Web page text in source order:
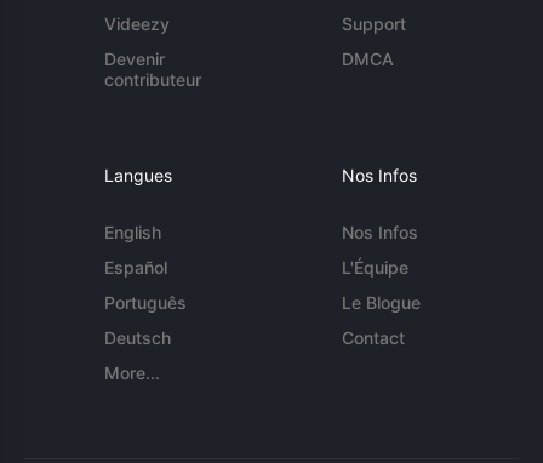
Videezy
Devenir
contributeur
Support
DMCA
Langues
English
Español
Português
Deutsch
More...
Nos Infos
Nos Infos
L'Équipe
Le Blogue
Contact